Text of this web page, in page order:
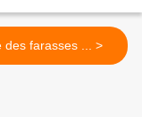
Suite des farasses ... >